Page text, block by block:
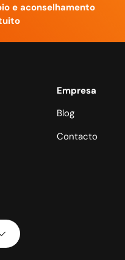
e aconselhamento
Empresa
Blog
Contacto